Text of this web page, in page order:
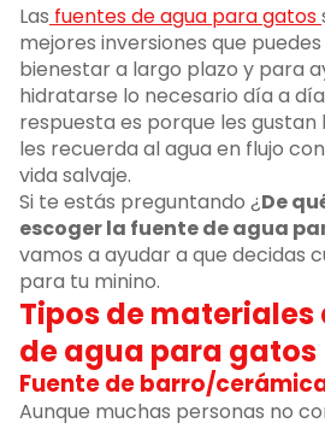
Las fuentes de agua para gatos
mejores inversiones que
bienestar a largo plazo y para
hidratarse lo necesario día a
respuesta es porque les
les recuerda al agua en flujo
vida salvaje.
Si te estás preguntando ¿De
escoger la fuente de agua
vamos a ayudar a que decidas
para tu minino.
Tipos de materiales
de agua para gatos
Fuente de barro/
Aunque muchas personas no